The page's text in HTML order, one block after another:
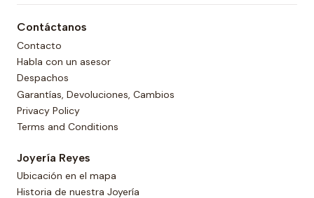
Contáctanos
Contacto
Habla con un asesor
Despachos
Garantías, Devoluciones, Cambios
Privacy Policy
Terms and Conditions
Joyería Reyes
Ubicación en el mapa
Historia de nuestra Joyería